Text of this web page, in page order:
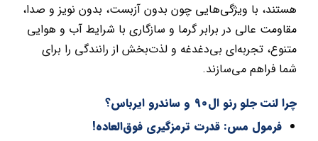
هستند، با ویژگی‌هایی چون بدون آزبست، بدون نویز و صدا،
مقاومت عالی در برابر گرما و سازگاری با شرایط آب و هوایی
متنوع، تجربه‌ای بی‌دغدغه و لذت‌بخش از رانندگی را برای
شما فراهم می‌سازند.
چرا لنت جلو رنو ال90 و ساندرو ایرباس؟
فرمول مس: قدرت ترمزگیری فوق‌العاده!